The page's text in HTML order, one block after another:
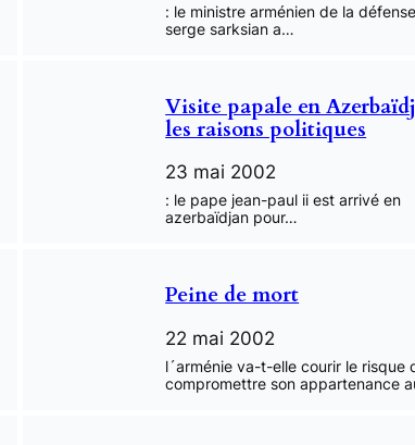
: le ministre arménien de la défense
serge sarksian a…
Visite papale en
les raisons politiques
23 mai 2002
: le pape jean-paul ii est arrivé en
azerbaïdjan pour…
Peine de mort
22 mai 2002
l´arménie va-t-elle courir le risque
compromettre son appartenance